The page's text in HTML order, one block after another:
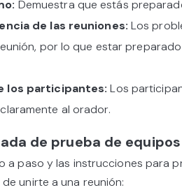
Demuestra que estás
de las reuniones: Los
por lo que estar
los participantes: Los
al orador.
de prueba de equipos
a paso y las instrucciones para
unirte a una reunión: